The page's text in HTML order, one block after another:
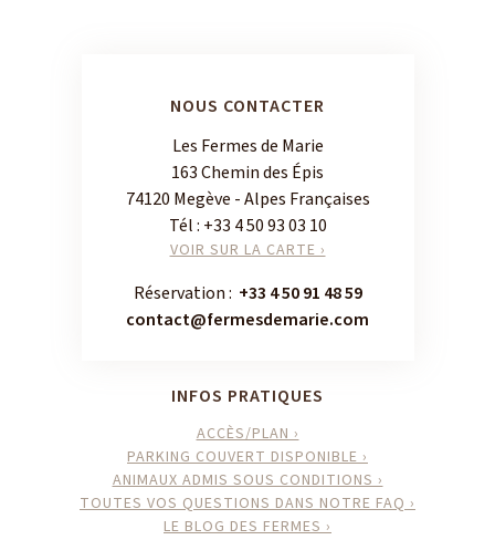
NOUS CONTACTER
Les Fermes de Marie
163 Chemin des Épis
74120 Megève - Alpes Françaises
Tél : +33 4 50 93 03 10
VOIR SUR LA CARTE ›
Réservation : +33 4 50 91 48 59
contact@fermesdemarie.com
INFOS PRATIQUES
ACCÈS/PLAN ›
PARKING COUVERT DISPONIBLE ›
ANIMAUX ADMIS SOUS CONDITIONS ›
TOUTES VOS QUESTIONS DANS NOTRE FAQ ›
LE BLOG DES FERMES ›